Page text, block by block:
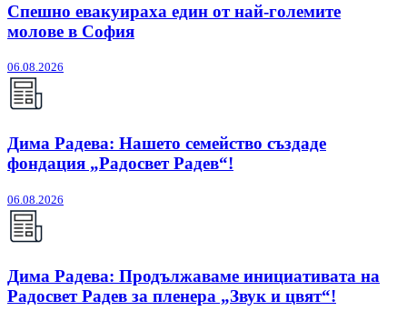
Спешно евакуираха един от най-големите
молове в София
06.08.2026
Дима Радева: Нашето семейство създаде
фондация „Радосвет Радев“!
06.08.2026
Дима Радева: Продължаваме инициативата на
Радосвет Радев за пленера „Звук и цвят“!